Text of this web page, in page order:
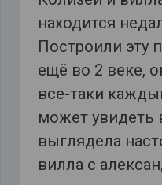
находится
Построили эту
ещё во 2 веке,
все-таки
может увидеть
выглядела
вилла с